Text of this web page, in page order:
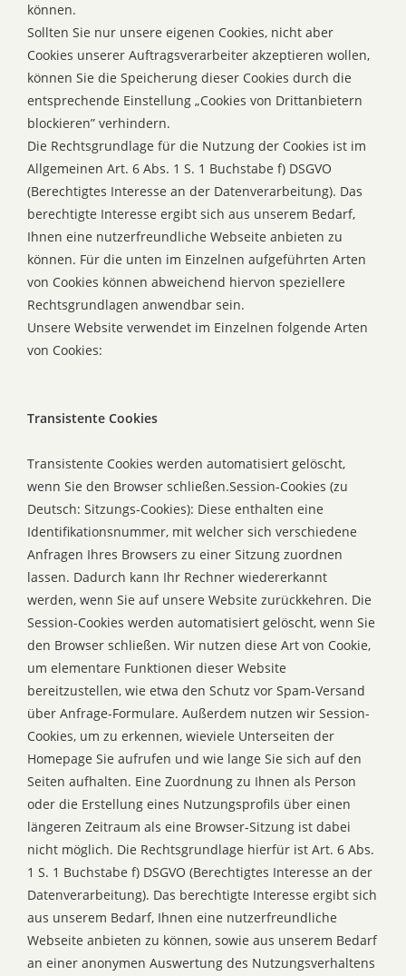
können.
Sollten Sie nur unsere eigenen Cookies, nicht aber
Cookies unserer Auftragsverarbeiter akzeptieren wollen,
können Sie die Speicherung dieser Cookies durch die
entsprechende Einstellung „Cookies von Drittanbietern
blockieren” verhindern.
Die Rechtsgrundlage für die Nutzung der Cookies ist im
Allgemeinen Art. 6 Abs. 1 S. 1 Buchstabe f) DSGVO
(Berechtigtes Interesse an der Datenverarbeitung). Das
berechtigte Interesse ergibt sich aus unserem Bedarf,
Ihnen eine nutzerfreundliche Webseite anbieten zu
können. Für die unten im Einzelnen aufgeführten Arten
von Cookies können abweichend hiervon speziellere
Rechtsgrundlagen anwendbar sein.
Unsere Website verwendet im Einzelnen folgende Arten
von Cookies:
Transistente Cookies
Transistente Cookies werden automatisiert gelöscht,
wenn Sie den Browser schließen.Session-Cookies (zu
Deutsch: Sitzungs-Cookies): Diese enthalten eine
Identifikationsnummer, mit welcher sich verschiedene
Anfragen Ihres Browsers zu einer Sitzung zuordnen
lassen. Dadurch kann Ihr Rechner wiedererkannt
werden, wenn Sie auf unsere Website zurückkehren. Die
Session-Cookies werden automatisiert gelöscht, wenn Sie
den Browser schließen. Wir nutzen diese Art von Cookie,
um elementare Funktionen dieser Website
bereitzustellen, wie etwa den Schutz vor Spam-Versand
über Anfrage-Formulare. Außerdem nutzen wir Session-
Cookies, um zu erkennen, wieviele Unterseiten der
Homepage Sie aufrufen und wie lange Sie sich auf den
Seiten aufhalten. Eine Zuordnung zu Ihnen als Person
oder die Erstellung eines Nutzungsprofils über einen
längeren Zeitraum als eine Browser-Sitzung ist dabei
nicht möglich. Die Rechtsgrundlage hierfür ist Art. 6 Abs.
1 S. 1 Buchstabe f) DSGVO (Berechtigtes Interesse an der
Datenverarbeitung). Das berechtigte Interesse ergibt sich
aus unserem Bedarf, Ihnen eine nutzerfreundliche
Webseite anbieten zu können, sowie aus unserem Bedarf
an einer anonymen Auswertung des Nutzungsverhaltens